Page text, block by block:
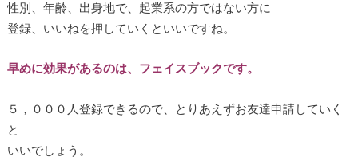
性別、年齢、出身地で、起業系の方ではない方に
登録、いいねを押していくといいですね。
早めに効果があるのは、フェイスブックです。
５，０００人登録できるので、とりあえずお友達申請していく
と
いいでしょう。